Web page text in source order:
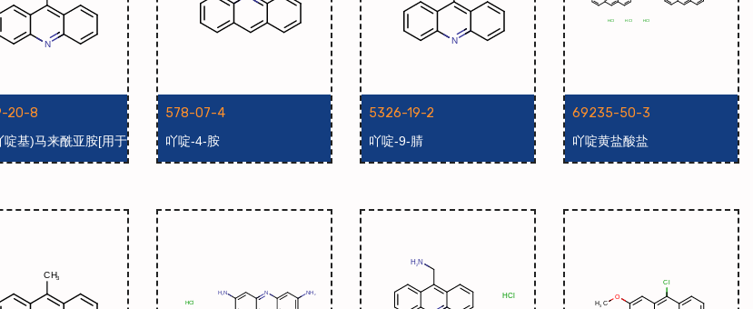
20-8
啶基)马来酰亚胺[用于
色谱标记]
578-07-4
吖啶-4-胺
5326-19-2
吖啶-9-腈
69235-50-3
吖啶黄盐酸盐